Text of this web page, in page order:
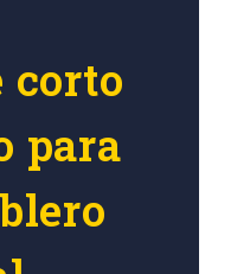
corto
para